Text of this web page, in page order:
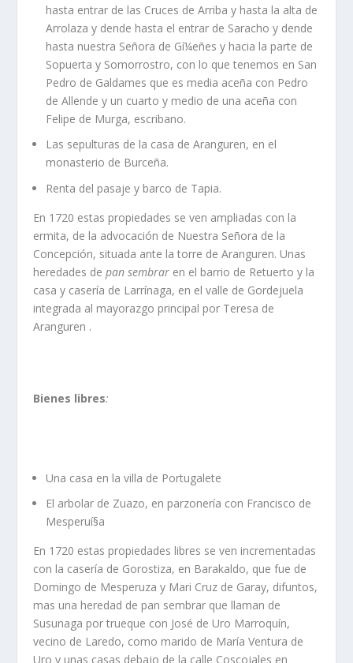
hasta entrar de las Cruces de Arriba y hasta la alta de
Arrolaza y dende hasta el entrar de Saracho y dende
hasta nuestra Señora de Gí¼eñes y hacia la parte de
Sopuerta y Somorrostro, con lo que tenemos en San
Pedro de Galdames que es media aceña con Pedro
de Allende y un cuarto y medio de una aceña con
Felipe de Murga, escribano.
Las sepulturas de la casa de Aranguren, en el
monasterio de Burceña.
Renta del pasaje y barco de Tapia.
En 1720 estas propiedades se ven ampliadas con la
ermita, de la advocación de Nuestra Señora de la
Concepción, situada ante la torre de Aranguren. Unas
heredades depan sembrar en el barrio de Retuerto y la
casa y caserí­a de Larrí­naga, en el valle de Gordejuela
integrada al mayorazgo principal por Teresa de
Aranguren .
Bienes libres:
Una casa en la villa de Portugalete
El arbolar de Zuazo, en parzonerí­a con Francisco de
Mesperuí§a
En 1720 estas propiedades libres se ven incrementadas
con la caserí­a de Gorostiza, en Barakaldo, que fue de
Domingo de Mesperuza y Mari Cruz de Garay, difuntos,
mas una heredad de pan sembrar que llaman de
Susunaga por trueque con José de Uro Marroquí­n,
vecino de Laredo, como marido de Marí­a Ventura de
Uro y unas casas debajo de la calle Coscojales en